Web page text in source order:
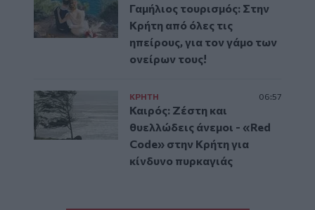
Γαμήλιος τουρισμός: Στην
Κρήτη από όλες τις
ηπείρους, για τον γάμο των
ονείρων τους!
ΚΡΗΤΗ 06:57
Καιρός: Ζέστη και
θυελλώδεις άνεμοι - «Red
Code» στην Κρήτη για
κίνδυνο πυρκαγιάς